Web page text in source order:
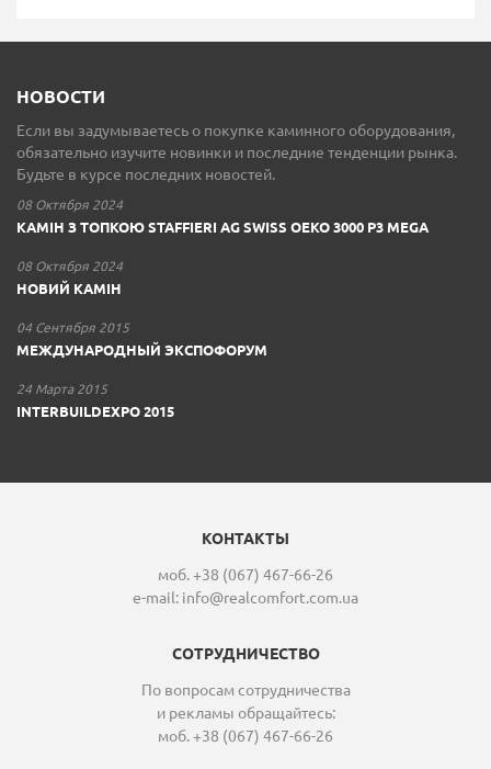
НОВОСТИ
Если вы задумываетесь о покупке каминного оборудования,
обязательно изучите новинки и последние тенденции рынка.
Будьте в курсе последних новостей.
08 Октября 2024
КАМІН З ТОПКОЮ STAFFIERI AG SWISS OEKO 3000 P3 MEGA
08 Октября 2024
НОВИЙ КАМІН
04 Сентября 2015
МЕЖДУНАРОДНЫЙ ЭКСПОФОРУМ
24 Марта 2015
INTERBUILDEXPO 2015
КОНТАКТЫ
моб. +38 (067) 467-66-26
e-mail: info@realcomfort.com.ua
СОТРУДНИЧЕСТВО
По вопросам сотрудничества
и рекламы обращайтесь:
моб. +38 (067) 467-66-26